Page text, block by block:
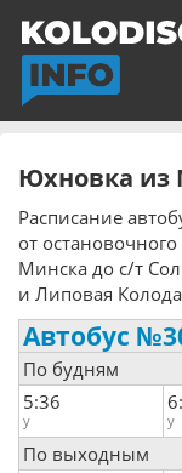
Юхновка из
Расписание
от
Минска до с/т
и Липовая Колода
Автобус
По будням
5:36
у у
По выходным